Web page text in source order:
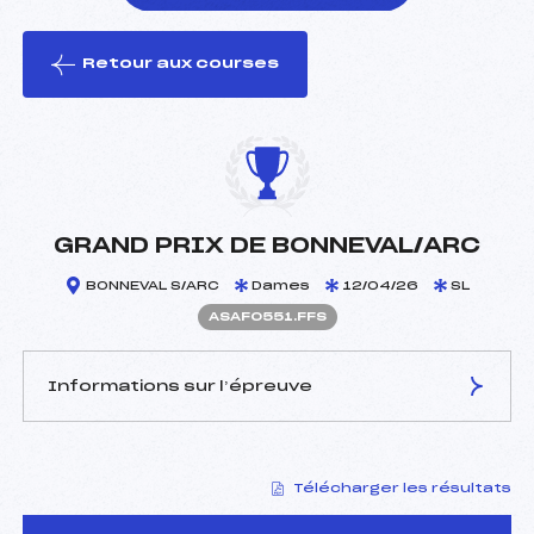
le ski
Retour aux courses
GRAND PRIX DE BONNEVAL/ARC
BONNEVAL S/ARC Dames 12/04/26 SL
ASAF0551.FFS
Informations sur l’épreuve
FLEURY CHRISTIAN (SA)
Arbitre :
ROBERT ELIE (SA)
Télécharger les résultats